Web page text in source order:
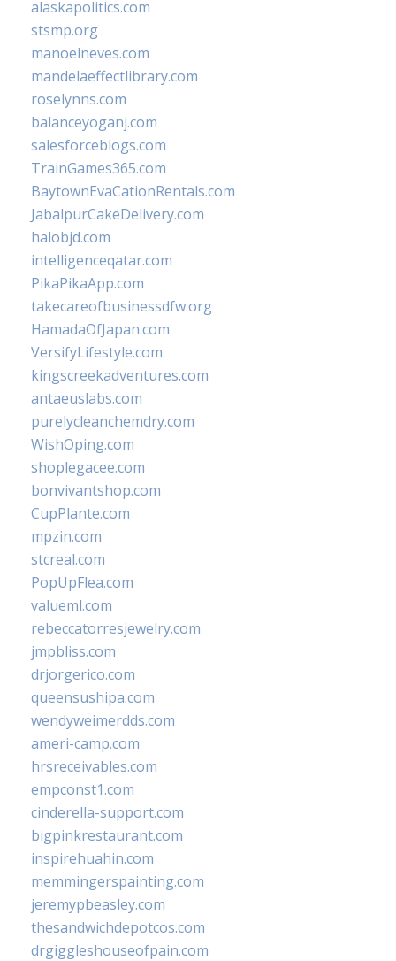
alaskapolitics.com
stsmp.org
manoelneves.com
mandelaeffectlibrary.com
roselynns.com
balanceyoganj.com
salesforceblogs.com
TrainGames365.com
BaytownEvaCationRentals.com
JabalpurCakeDelivery.com
halobjd.com
intelligenceqatar.com
PikaPikaApp.com
takecareofbusinessdfw.org
HamadaOfJapan.com
VersifyLifestyle.com
kingscreekadventures.com
antaeuslabs.com
purelycleanchemdry.com
WishOping.com
shoplegacee.com
bonvivantshop.com
CupPlante.com
mpzin.com
stcreal.com
PopUpFlea.com
valueml.com
rebeccatorresjewelry.com
jmpbliss.com
drjorgerico.com
queensushipa.com
wendyweimerdds.com
ameri-camp.com
hrsreceivables.com
empconst1.com
cinderella-support.com
bigpinkrestaurant.com
inspirehuahin.com
memmingerspainting.com
jeremypbeasley.com
thesandwichdepotcos.com
drgiggleshouseofpain.com